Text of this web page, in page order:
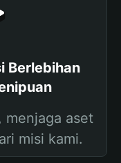
Berlebihan
menjaga aset
misi kami.